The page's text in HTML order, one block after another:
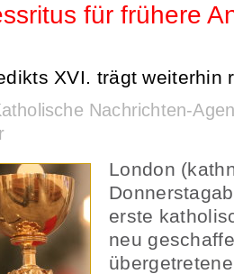
für frühere
XVI. trägt weiterhin
Nachrichten-
London
erste
neu